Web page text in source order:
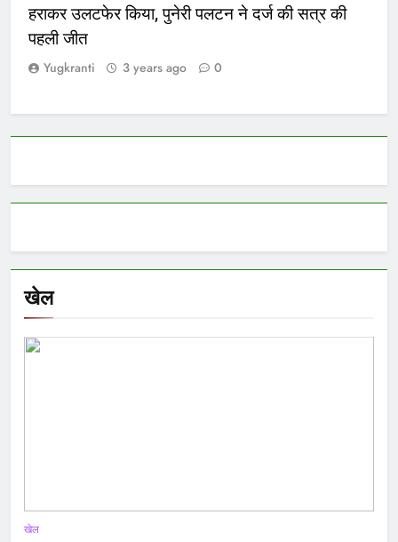
हराकर उलटफेर किया, पुनेरी पलटन ने दर्ज की सत्र की
पहली जीत
Yugkranti 3 years ago 0
खेल
खेल